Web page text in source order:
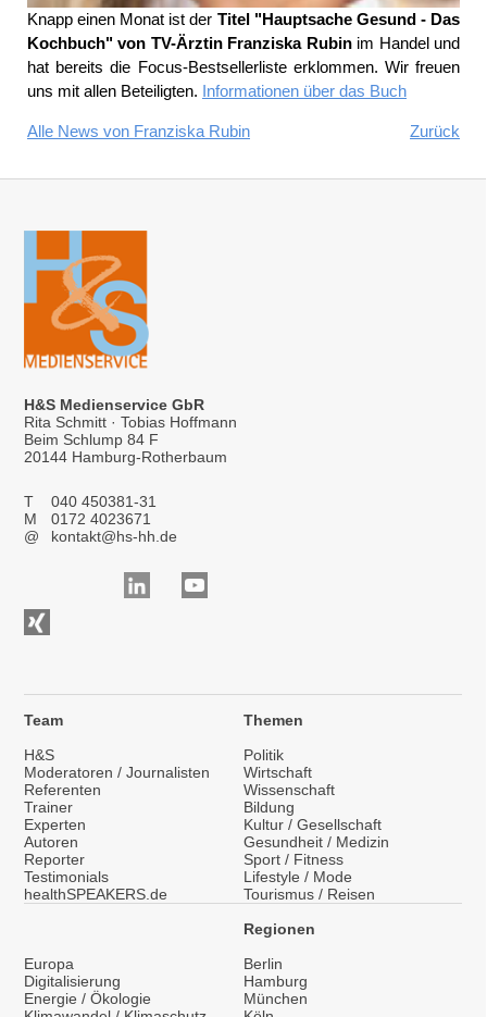
Knapp einen Monat ist der Titel "Hauptsache Gesund - Das
Kochbuch" von TV-Ärztin Franziska Rubinim Handel und
hat bereits die Focus-Bestsellerliste erklommen. Wir freuen
uns mit allen Beteiligten. Informationen über das Buch
Alle News von Franziska Rubin Zurück
H&S Medienservice GbR
Rita Schmitt · Tobias Hoffmann
Beim Schlump 84 F
20144 Hamburg-Rotherbaum
T
040 450381-31
M
0172 4023671
@
kontakt@hs-hh.de
Team
H&S
Moderatoren / Journalisten
Referenten
Trainer
Experten
Autoren
Reporter
Testimonials
healthSPEAKERS.de
Themen
Politik
Wirtschaft
Wissenschaft
Bildung
Kultur / Gesellschaft
Gesundheit / Medizin
Sport / Fitness
Lifestyle / Mode
Tourismus / Reisen
Europa
Digitalisierung
Energie / Ökologie
Regionen
Berlin
Hamburg
München